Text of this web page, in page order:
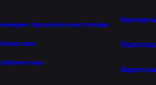
прошлое и настоящее